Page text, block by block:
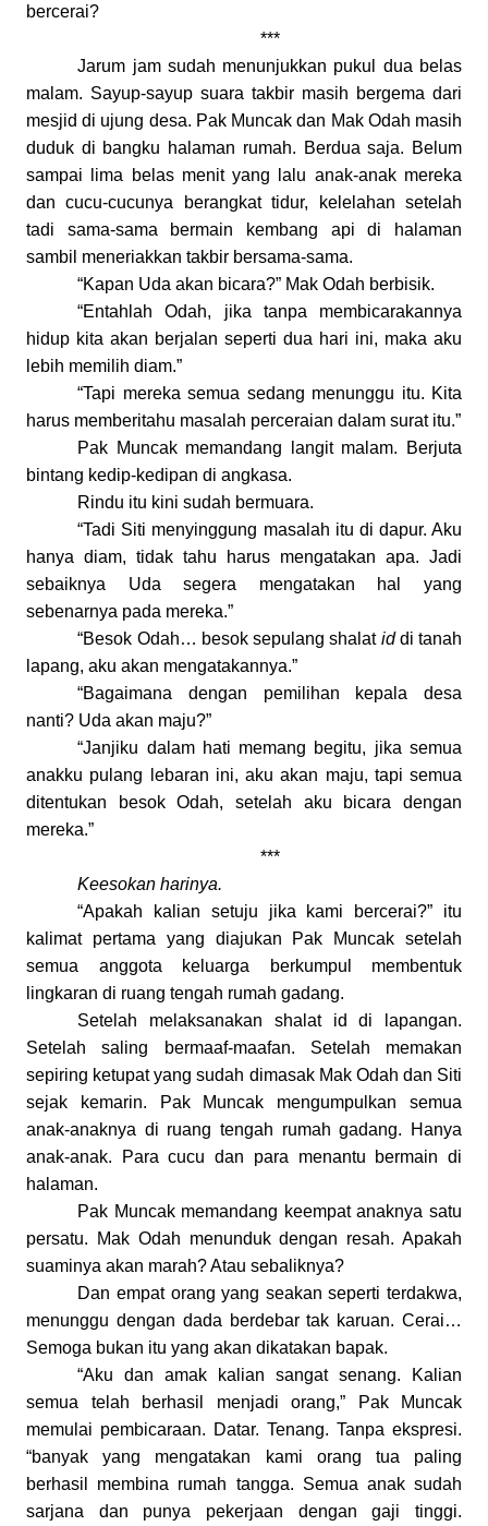
bercerai?
***
Jarum jam sudah menunjukkan pukul dua belas
malam. Sayup-sayup suara takbir masih bergema dari
mesjid di ujung desa. Pak Muncak dan Mak Odah masih
duduk di bangku halaman rumah. Berdua saja. Belum
sampai lima belas menit yang lalu anak-anak mereka
dan cucu-cucunya berangkat tidur, kelelahan setelah
tadi sama-sama bermain kembang api di halaman
sambil meneriakkan takbir bersama-sama.
“Kapan Uda akan bicara?” Mak Odah berbisik.
“Entahlah Odah, jika tanpa membicarakannya
hidup kita akan berjalan seperti dua hari ini, maka aku
lebih memilih diam.”
“Tapi mereka semua sedang menunggu itu. Kita
harus memberitahu masalah perceraian dalam surat itu.”
Pak Muncak memandang langit malam. Berjuta
bintang kedip-kedipan di angkasa.
Rindu itu kini sudah bermuara.
“Tadi Siti menyinggung masalah itu di dapur. Aku
hanya diam, tidak tahu harus mengatakan apa. Jadi
sebaiknya Uda segera mengatakan hal yang
sebenarnya pada mereka.”
“Besok Odah… besok sepulang shalat iddi tanah
lapang, aku akan mengatakannya.”
“Bagaimana dengan pemilihan kepala desa
nanti? Uda akan maju?”
“Janjiku dalam hati memang begitu, jika semua
anakku pulang lebaran ini, aku akan maju, tapi semua
ditentukan besok Odah, setelah aku bicara dengan
mereka.”
***
Keesokan harinya.
“Apakah kalian setuju jika kami bercerai?” itu
kalimat pertama yang diajukan Pak Muncak setelah
semua anggota keluarga berkumpul membentuk
lingkaran di ruang tengah rumah gadang.
Setelah melaksanakan shalat id di lapangan.
Setelah saling bermaaf-maafan. Setelah memakan
sepiring ketupat yang sudah dimasak Mak Odah dan Siti
sejak kemarin. Pak Muncak mengumpulkan semua
anak-anaknya di ruang tengah rumah gadang. Hanya
anak-anak. Para cucu dan para menantu bermain di
halaman.
Pak Muncak memandang keempat anaknya satu
persatu. Mak Odah menunduk dengan resah. Apakah
suaminya akan marah? Atau sebaliknya?
Dan empat orang yang seakan seperti terdakwa,
menunggu dengan dada berdebar tak karuan. Cerai…
Semoga bukan itu yang akan dikatakan bapak.
“Aku danamak kalian sangat senang. Kalian
semua telah berhasil menjadi orang,” Pak Muncak
memulai pembicaraan. Datar. Tenang. Tanpa ekspresi.
“banyak yang mengatakan kami orang tua paling
berhasil membina rumah tangga. Semua anak sudah
sarjana dan punya pekerjaan dengan gaji tinggi.